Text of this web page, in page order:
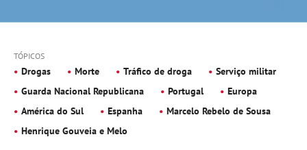
TÓPICOS
Drogas Morte Tráfico de droga
Serviço militar
Guarda Nacional Republicana
Portugal
Europa
América do Sul
Espanha
Marcelo Rebelo de Sousa
Henrique Gouveia e Melo